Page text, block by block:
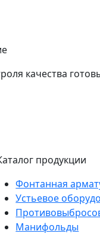
качества
продукции
Фонтанная
Устьевое
Манифольды